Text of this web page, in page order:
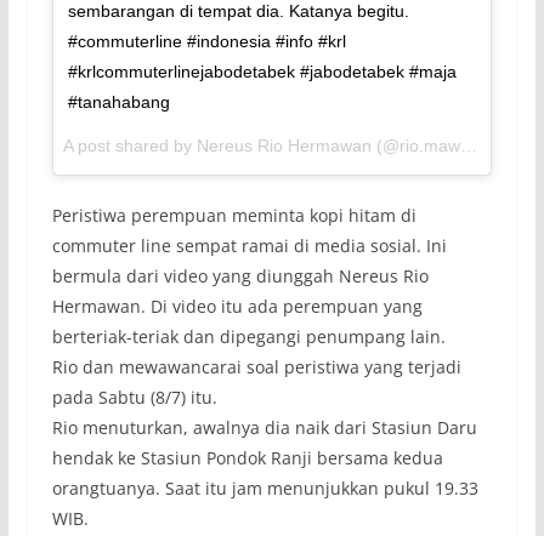
sembarangan di tempat dia. Katanya begitu.
#commuterline #indonesia #info #krl
#krlcommuterlinejabodetabek #jabodetabek #maja
#tanahabang
A post shared by Nereus Rio Hermawan (@rio.mawan) on
Peristiwa perempuan meminta kopi hitam di
commuter line sempat ramai di media sosial. Ini
bermula dari video yang diunggah Nereus Rio
Hermawan. Di video itu ada perempuan yang
berteriak-teriak dan dipegangi penumpang lain.
Rio dan mewawancarai soal peristiwa yang terjadi
pada Sabtu (8/7) itu.
Rio menuturkan, awalnya dia naik dari Stasiun Daru
hendak ke Stasiun Pondok Ranji bersama kedua
orangtuanya. Saat itu jam menunjukkan pukul 19.33
WIB.